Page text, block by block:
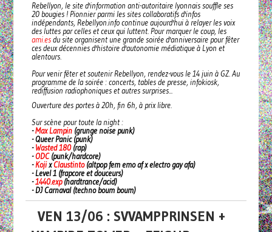
Rebellyon, le site d'information anti-autoritaire lyonnais souffle ses
20 bougies ! Pionnier parmi les sites collaboratifs d'infos
indépendants, Rebellyon.info continue aujourd'hui à relayer les voix
des luttes par celles et ceux qui luttent. Pour marquer le coup, les
ami.esdu site organisent une grande soirée d'anniversaire pour fêter
ces deux décennies d'histoire d'autonomie médiatique à Lyon et
alentours.
Pour venir fêter et soutenir Rebellyon, rendez-vous le 14 juin à GZ. Au
programme de la soirée : concerts, tables de presse, infokiosk,
rediffusion radiophoniques et autres surprises...
Ouverture des portes à 20h, fin 6h, à prix libre.
Sur scène pour toute la night :
-Max Lampin (grunge noise punk)
- Queer Panic (punk)
-Wasted 180(rap)
-ODC(punk/hardcore)
-KojixClaustinto(altpop fem emo af x electro gay afa)
- Level 1 (frapcore et douceurs)
-1440.exp(hardtrance/acid)
- DJ Carnaval (techno boum boum)
VEN 13/06 : SVVAMPPRINSEN +